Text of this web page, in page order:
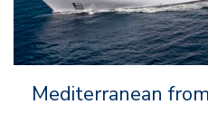
Mediterranean